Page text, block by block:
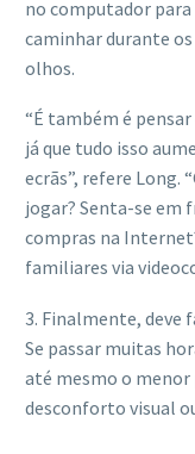
no computador
caminhar durante
olhos.
“É também é
já que tudo isso
ecrãs”, refere Long.
jogar? Senta-se em
compras na
familiares via
3. Finalmente, deve
Se passar muitas
até mesmo o menor
desconforto visual